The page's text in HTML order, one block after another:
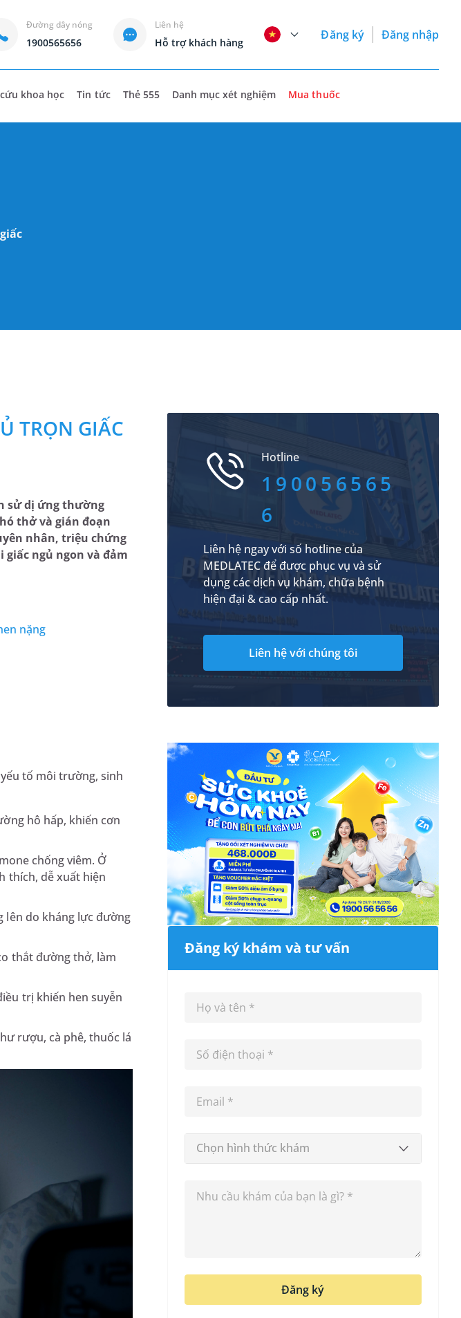
Đường dây nóng
1900565656
Liên hệ
Hỗ trợ khách hàng
Đăng ký Đăng nhập
khoa học Tin tức Thẻ 555 Danh mục xét nghiệm Mua thuốc
TRỌN GIẤC
sử dị ứng thường
thở và gián đoạn
nhân, triệu chứng
ngủ ngon và đảm
nặng
tố môi trường, sinh
hô hấp, khiến cơn
chống viêm. Ở
thích, dễ xuất hiện
lên do kháng lực đường
thắt đường thở, làm
trị khiến hen suyễn
rượu, cà phê, thuốc lá
Hotline
190056565
6
Liên hệ ngay với số hotline của
MEDLATEC để được phục vụ và sử
dụng các dịch vụ khám, chữa bệnh
hiện đại & cao cấp nhất.
Liên hệ với chúng tôi
Đăng ký khám và tư vấn
Chọn hình thức khám
Đăng ký